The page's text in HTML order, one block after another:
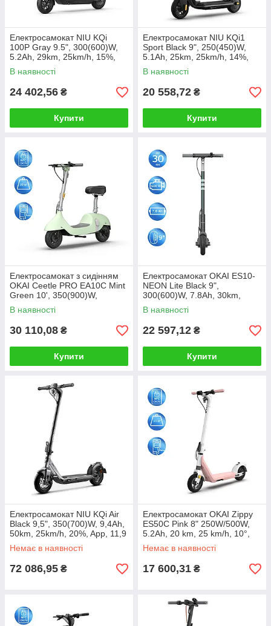
Електросамокат NIU KQi
100P Gray 9.5", 300(600)W,
5.2Ah, 29km, 25km/h, 15%,
App, 17,3 kg
В наявності
24 402,56 ₴
Купити
Електросамокат NIU KQi1
Sport Black 9", 250(450)W,
5.1Ah, 25km, 25km/h, 14%,
App, 14,6 kg
В наявності
20 558,72 ₴
Купити
Електросамокат з сидінням
OKAI Ceetle PRO EA10C Mint
Green 10', 350(900)W,
25Km/h, 10.4Ah, 55Km,
20%,NFC, App, 29kg
В наявності
30 110,08 ₴
Купити
Електросамокат OKAI ES10-
NEON Lite Black 9",
300(600)W, 7.8Ah, 30km,
25km\h, 20%, NFC, App,15kg
В наявності
22 597,12 ₴
Купити
Електросамокат NIU KQi Air
Black 9,5", 350(700)W, 9,4Ah,
50km, 25km/h, 20%, App, 11,9
kg
Немає в наявності
72 086,95 ₴
Електросамокат OKAI Zippy
ES50С Pink 8" 250W/500W,
5.2Ah, 20 km, 25 km/h, 10°,
13.5 kg
Немає в наявності
17 600,31 ₴